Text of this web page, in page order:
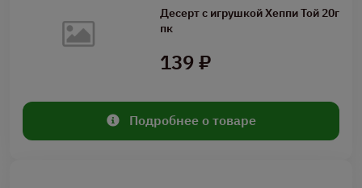
Десерт с игрушкой Хеппи Той 20г
пк
139 ₽
Подробнее о товаре